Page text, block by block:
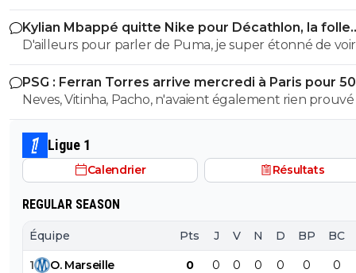
Meilleur buteur coupe du monde, meilleur buteur
Kylian Mbappé quitte Nike pour Décathlon, la folle
rumeur
D'ailleurs pour parler de Puma, je super étonné de
maillots être de vrai serpillère apres 20min de jeu. J'ai
le match de l'OM hier et les maillots collaient
corps en seulement 15min de jeu. En terme de confort
mieux. Et c'est pas nouveau, ca fait déjà plusieurs années
que je remarque ca.
PSG : Ferran Torres arrive mercredi à Paris pour
Neves, Vitinha, Pacho, n'avaient également rien prouvé
Ligue 1
Calendrier Résultats
REGULAR SEASON
Équipe Pts J V N D BP BC
1 O. Marseille 0 0 0 0 0 0 0